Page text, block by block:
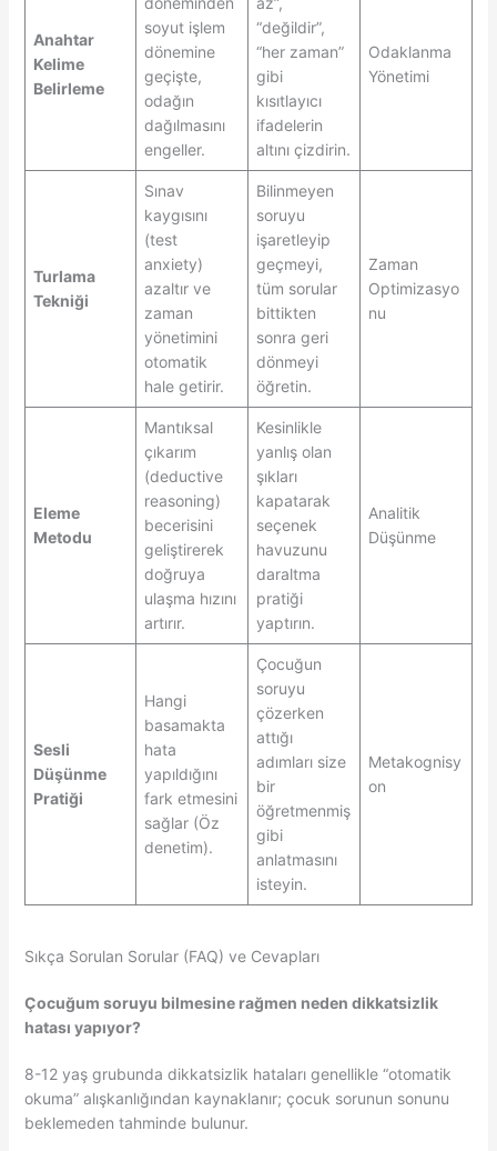
Anahtar
Kelime
Belirleme
soyut işlem
dönemine
geçişte,
odağın
dağılmasını
engeller.
“değildir”,
“her zaman”
gibi
kısıtlayıcı
ifadelerin
altını çizdirin.
Odaklanma
Yönetimi
Turlama
Tekniği
Sınav
kaygısını
(test
anxiety)
azaltır ve
zaman
yönetimini
otomatik
hale getirir.
Bilinmeyen
soruyu
işaretleyip
geçmeyi,
tüm sorular
bittikten
sonra geri
dönmeyi
öğretin.
Zaman
Optimizasyo
nu
Eleme
Metodu
Mantıksal
çıkarım
(deductive
reasoning)
becerisini
geliştirerek
doğruya
ulaşma hızını
artırır.
Kesinlikle
yanlış olan
şıkları
kapatarak
seçenek
havuzunu
daraltma
pratiği
yaptırın.
Analitik
Düşünme
Sesli
Düşünme
Pratiği
Hangi
basamakta
hata
yapıldığını
fark etmesini
sağlar (Öz
denetim).
Çocuğun
soruyu
çözerken
attığı
adımları size
bir
öğretmenmiş
gibi
anlatmasını
isteyin.
Metakognisy
on
Sıkça Sorulan Sorular (FAQ) ve Cevapları
Çocuğum soruyu bilmesine rağmen neden dikkatsizlik
hatası yapıyor?
8-12 yaş grubunda dikkatsizlik hataları genellikle “otomatik
okuma” alışkanlığından kaynaklanır; çocuk sorunun sonunu
beklemeden tahminde bulunur.